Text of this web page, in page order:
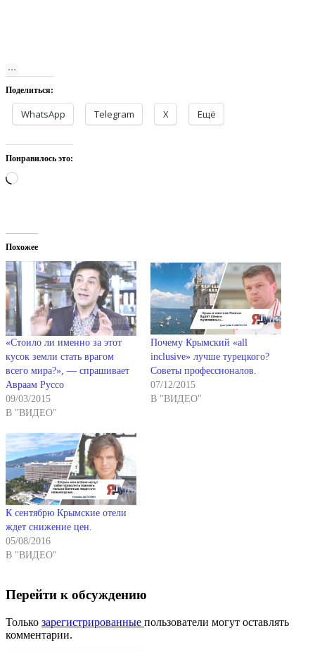
Поделиться:
WhatsApp Telegram X Ещё
Понравилось это:
Загрузка…
Похожее
«Стоило ли именно за этот
кусок земли стать врагом
всего мира?», — спрашивает
Авраам Руссо
09/03/2015
В "ВИДЕО"
Почему Крымский «all
inclusive» лучше турецкого?
Советы профессионалов.
07/12/2015
В "ВИДЕО"
К сентябрю Крымские отели
ждет снижение цен.
05/08/2016
В "ВИДЕО"
Перейти к обсуждению
Только зарегистрированные пользователи могут оставлять
комментарии.